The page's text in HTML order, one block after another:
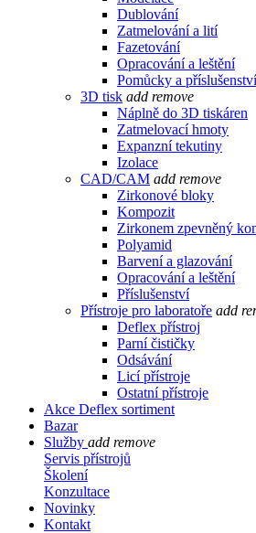
Dublování
Zatmelování a lití
Fazetování
Opracování a leštění
Pomůcky a příslušenství
3D tisk add remove
Náplně do 3D tiskáren
Zatmelovací hmoty
Expanzní tekutiny
Izolace
CAD/CAM add remove
Zirkonové bloky
Kompozit
Zirkonem zpevněný
Polyamid
Barvení a glazování
Opracování a leštění
Příslušenství
Přístroje pro laboratoře add
Deflex přístroj
Parní čističky
Odsávání
Licí přístroje
Ostatní přístroje
Akce Deflex sortiment
Bazar
Služby add remove
Servis přístrojů
Školení
Konzultace
Novinky
Kontakt